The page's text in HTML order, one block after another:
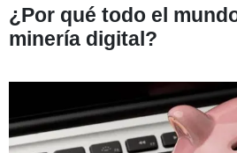
¿Por qué todo el
minería digital?